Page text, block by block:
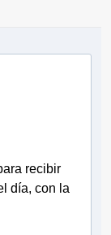
recibir
día, con la